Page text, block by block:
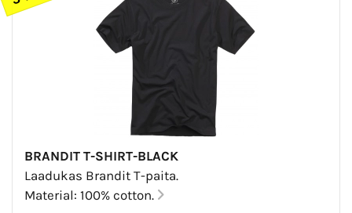
BRANDIT T-SHIRT-BLACK
Laadukas Brandit T-paita.
Material: 100% cotton.